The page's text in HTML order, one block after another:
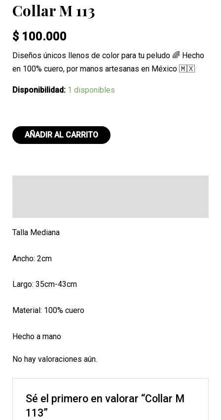
Collar M 113
$100.000
Diseños únicos llenos de color para tu peludo 🌈 Hecho
en 100% cuero, por manos artesanas en México 🇲🇽
Disponibilidad: 1 disponibles
Collar
M
AÑADIR AL CARRITO
Talla Mediana
Ancho: 2cm
Largo: 35cm-43cm
Material: 100% cuero
Hecho a mano
No hay valoraciones aún.
Sé el primero en valorar “Collar M
113”